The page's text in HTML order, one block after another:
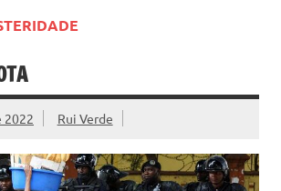
2022 Rui Verde